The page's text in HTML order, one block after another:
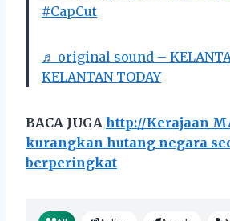
#CapCut
♬ original sound –
KELANTAN TODAY
BACA JUGA http://Kerajaan
kurangkan hutang negara
berperingkat